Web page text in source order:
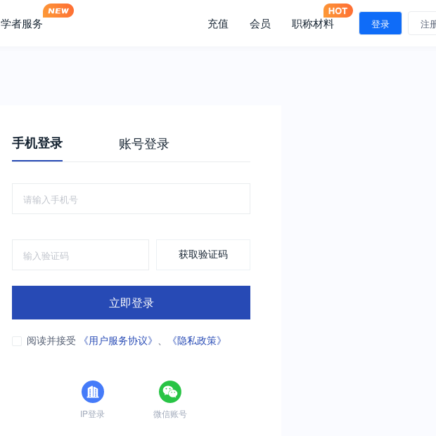
学者服务 充值 会员 职称材料 登录 注
手机登录 账号登录
获取验证码
立即登录
阅读并接受 《用户服务协议》 、 《隐私政策》
IP登录 微信账号